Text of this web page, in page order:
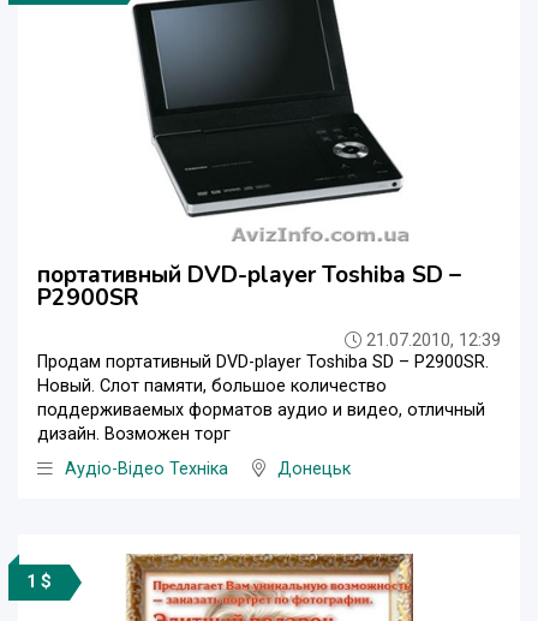
портативный DVD-player Toshiba SD –
P2900SR
21.07.2010, 12:39
Продам портативный DVD-player Toshiba SD – P2900SR.
Новый. Слот памяти, большое количество
поддерживаемых форматов аудио и видео, отличный
дизайн. Возможен торг
Аудіо-Відео Техніка
Донецьк
1 $